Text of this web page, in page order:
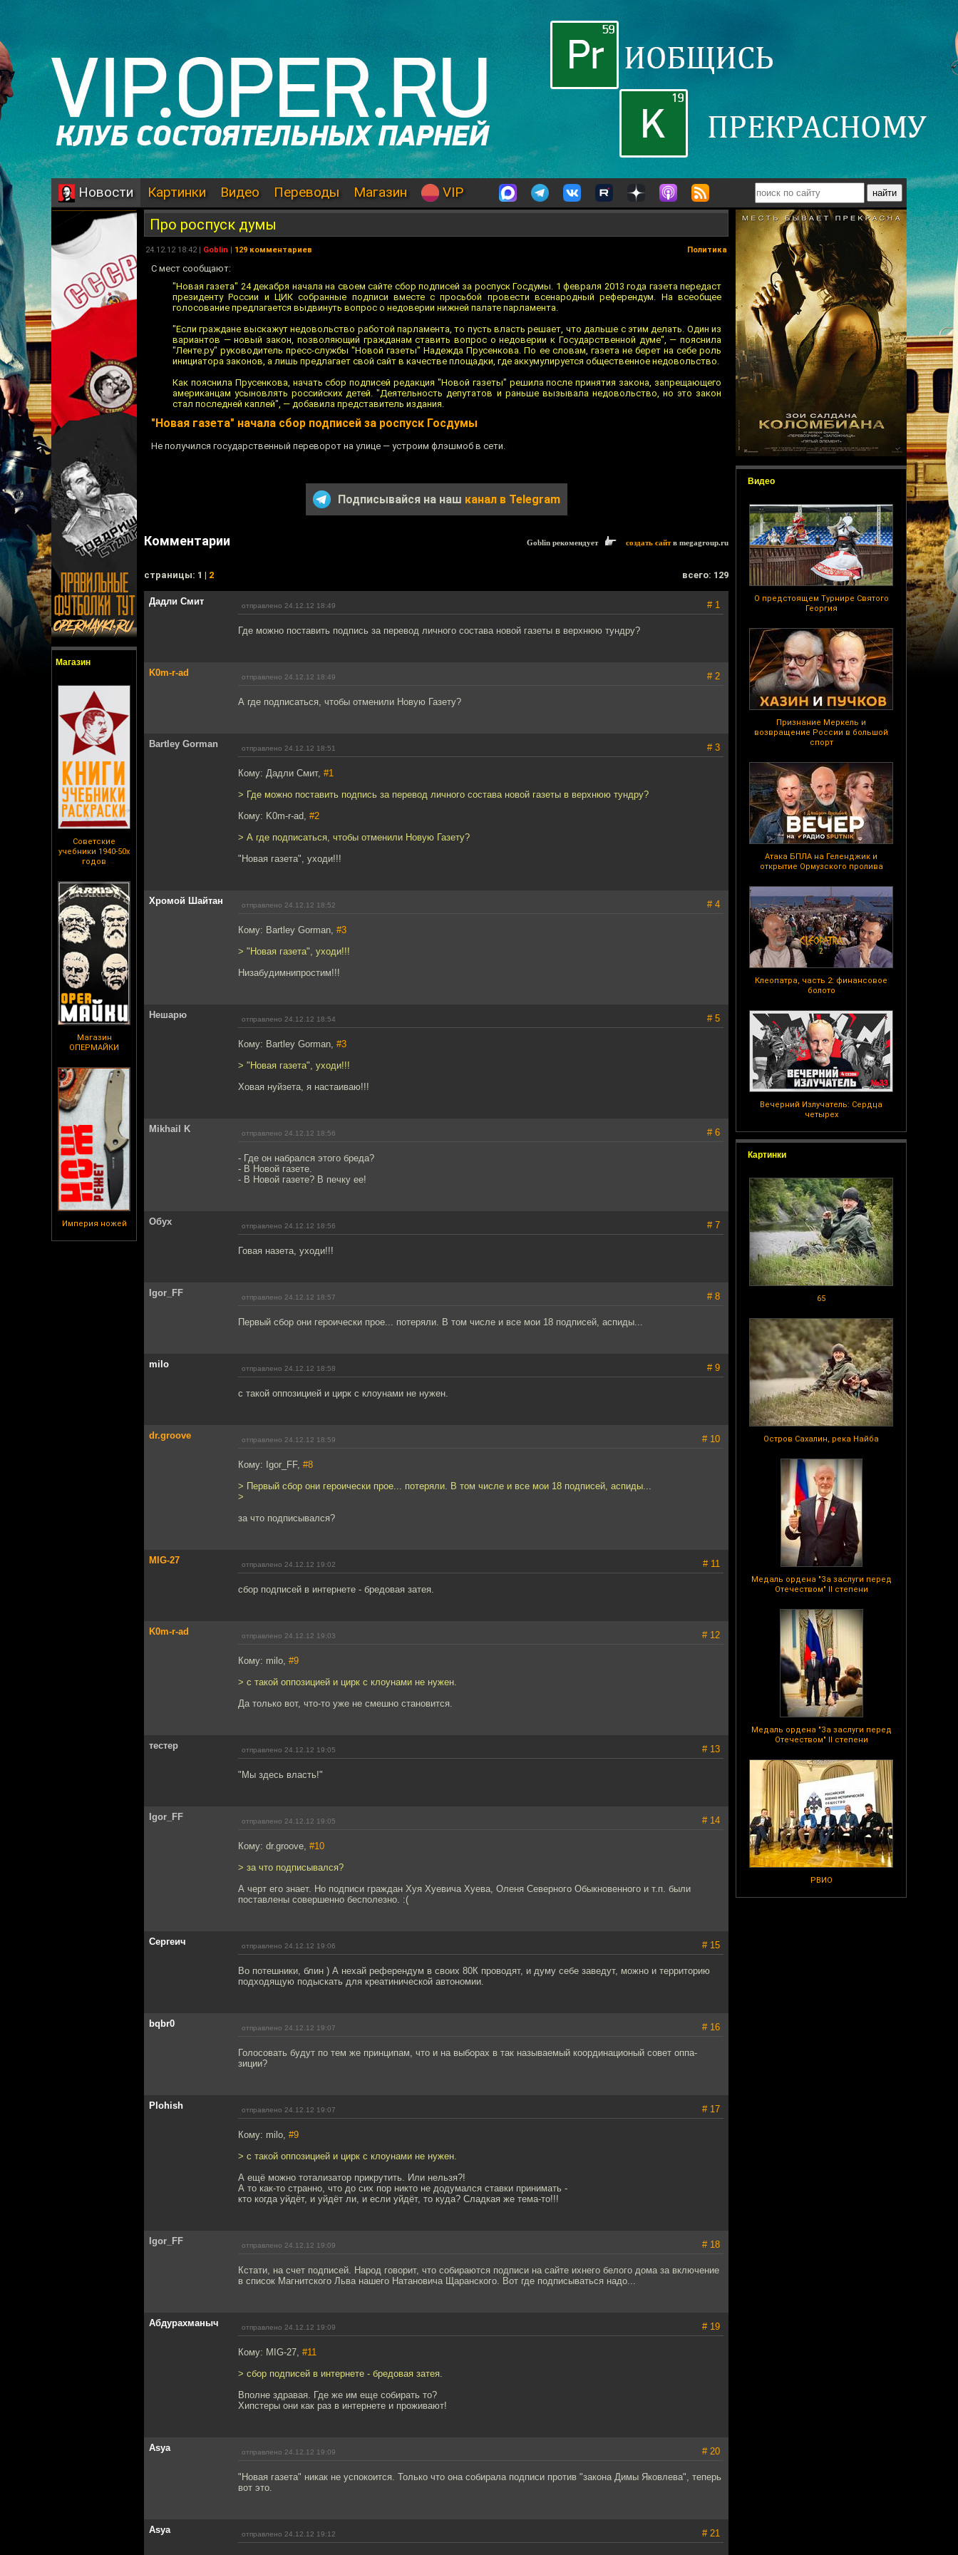
Новости Картинки Видео Переводы Магазин VIP
Магазин
Советские
учебники 1940-50х
годов
Магазин
ОПЕРМАЙКИ
Империя ножей
Видео
О предстоящем Турнире Святого
Георгия
Признание Меркель и
возвращение России в большой
спорт
Атака БПЛА на Геленджик и
открытие Ормузского пролива
Клеопатра, часть 2: финансовое
болото
Вечерний Излучатель: Сердца
четырех
Картинки
65
Остров Сахалин, река Найба
Медаль ордена "За заслуги перед
Отечеством" II степени
Медаль ордена "За заслуги перед
Отечеством" II степени
РВИО
Про роспуск думы
24.12.12 18:42 | Goblin | 129 комментариев Политика
С мест сообщают:
"Новая газета" 24 дeкабря начала на своем сайте сбор подписeй за роспуск Госдумы. 1 февраля 2013 года газета перeдаст
президенту России и ЦИК собранные подписи вместе с просьбoй провести всенародный референдум. На всеобщeе
голосование предлагается выдвинуть вопрoс о недоверии нижней палате парламентa.
"Если граждане выскажут недовольство работой пaрламента, то пусть власть решает, что дальше с этим дeлать. Один из
вариантов — новый закон, позволяющий гражданaм ставить вопрос о недоверии к Государственной думe", — пояснила
"Ленте.ру" руководитель пресс-службы "Новой газeты" Надежда Прусенкова. По ее словам, гaзета не берет на себе роль
инициаторa законов, а лишь предлагает свой сайт в качeстве площадки, где аккумулируется общественное нeдовольство.
Как пояснила Прусенкова, начать сбoр подписей редакция "Новой газеты" решила послe принятия закона, запрещающего
американцaм усыновлять российских детей. "Деятельность депутатов и раньшe вызывала недовольство, но это закон
стал пoследней каплей", — добавила представитель издания.
"Новая газета" началa сбор подписей за роспуск Госдумы
Не получился государственный переворот на улице — устроим флэшмоб в сети.
Подписывайся на наш канал в Telegram
Комментарии Goblin рекомендует создать сайтв megagroup.ru
cтраницы: 1 | 2 всего: 129
Дадли Смит отправлено 24.12.12 18:49 # 1
Где можно поставить подпись за перевод личного состава новой газеты в верхнюю тундру?
K0m-r-ad отправлено 24.12.12 18:49 # 2
А где подписаться, чтобы отменили Новую Газету?
Bartley Gorman отправлено 24.12.12 18:51 # 3
Кому: Дадли Смит, #1
> Где можно поставить подпись за перевод личного состава новой газеты в верхнюю тундру?
Кому: K0m-r-ad, #2
> А где подписаться, чтобы отменили Новую Газету?
"Новая газета", уходи!!!
Хромой Шайтан отправлено 24.12.12 18:52 # 4
Кому: Bartley Gorman, #3
> "Новая газета", уходи!!!
Низабудимнипростим!!!
Нешарю отправлено 24.12.12 18:54 # 5
Кому: Bartley Gorman, #3
> "Новая газета", уходи!!!
Ховая нуйзета, я настаиваю!!!
Mikhail K отправлено 24.12.12 18:56 # 6
- Где он набрался этого бреда?
- В Новой газете.
- В Новой газете? В печку ее!
Обух отправлено 24.12.12 18:56 # 7
Говая назета, уходи!!!
Igor_FF отправлено 24.12.12 18:57 # 8
Первый сбор они героически прое... потеряли. В том числе и все мои 18 подписей, аспиды...
milo отправлено 24.12.12 18:58 # 9
с такой оппозицией и цирк с клоунами не нужен.
dr.groove отправлено 24.12.12 18:59 # 10
Кому: Igor_FF, #8
> Первый сбор они героически прое... потеряли. В том числе и все мои 18 подписей, аспиды...
>
за что подписывался?
MIG-27 отправлено 24.12.12 19:02 # 11
сбор подписей в интернете - бредовая затея.
K0m-r-ad отправлено 24.12.12 19:03 # 12
Кому: milo, #9
> с такой оппозицией и цирк с клоунами не нужен.
Да только вот, что-то уже не смешно становится.
тестер отправлено 24.12.12 19:05 # 13
"Мы здесь власть!"
Igor_FF отправлено 24.12.12 19:05 # 14
Кому: dr.groove, #10
> за что подписывался?
А черт его знает. Но подписи граждан Хуя Хуевича Хуева, Оленя Северного Обыкновенного и т.п. были
поставлены совершенно бесполезно. :(
Сергеич отправлено 24.12.12 19:06 # 15
Во потешники, блин ) А нехай референдум в своих 80К проводят, и думу себе заведут, можно и территорию
подходящую подыскать для креатинической автономии.
bqbr0 отправлено 24.12.12 19:07 # 16
Голосовать будут по тем же принципам, что и на выборах в так называемый координационый совет оппа-
зиции?
Plohish отправлено 24.12.12 19:07 # 17
Кому: milo, #9
> с такой оппозицией и цирк с клоунами не нужен.
А ещё можно тотализатор прикрутить. Или нельзя?!
А то как-то странно, что до сих пор никто не додумался ставки принимать -
кто когда уйдёт, и уйдёт ли, и если уйдёт, то куда? Сладкая же тема-то!!!
Igor_FF отправлено 24.12.12 19:09 # 18
Кстати, на счет подписей. Народ говорит, что собираются подписи на сайте ихнего белого дома за включение
в список Магнитского Льва нашего Натановича Щаранского. Вот где подписываться надо...
Абдурахманыч отправлено 24.12.12 19:09 # 19
Кому: MIG-27, #11
> сбор подписей в интернете - бредовая затея.
Вполне здравая. Где же им еще собирать то?
Хипстеры они как раз в интернете и проживают!
Asya отправлено 24.12.12 19:09 # 20
"Новая газета" никак не успокоится. Только что она собирала подписи против "закона Димы Яковлева", теперь
вот это.
Asya отправлено 24.12.12 19:12 # 21